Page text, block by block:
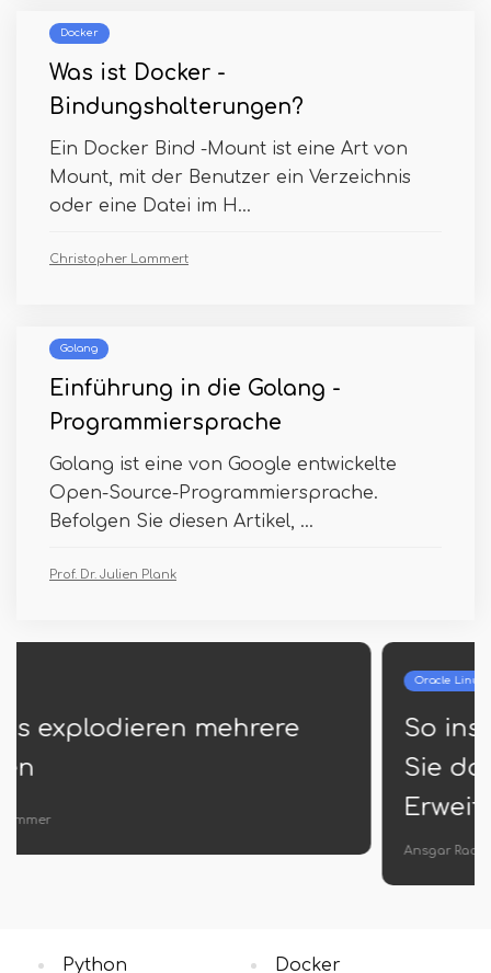
Docker
Was ist Docker -
Bindungshalterungen?
Ein Docker Bind -Mount ist eine Art von
Mount, mit der Benutzer ein Verzeichnis
oder eine Datei im H...
Christopher Lammert
Golang
Einführung in die Golang -
Programmiersprache
Golang ist eine von Google entwickelte
Open-Source-Programmiersprache.
Befolgen Sie diesen Artikel, ...
Prof. Dr. Julien Plank
So installieren und verwenden
Python Docker